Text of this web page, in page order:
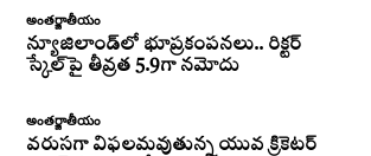
అంతర్జాతీయం
న్యూజిలాండ్‌లో భూప్రకంపనలు.. రిక్టర్‌
స్కేల్‌పై తీవ్రత 5.9గా నమోదు
అంతర్జాతీయం
వరుసగా విఫలమవుతున్న యువ క్రికెటర్